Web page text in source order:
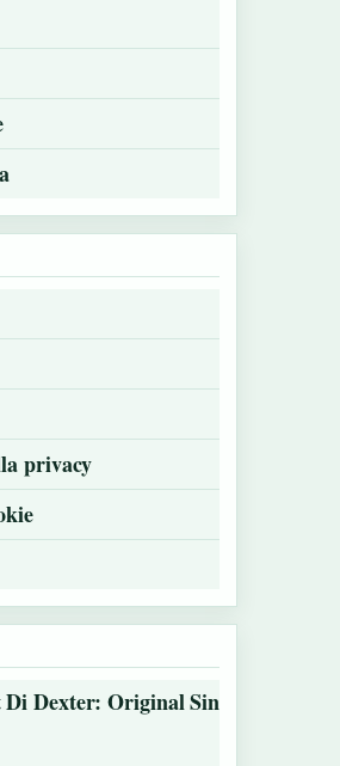
privacy
Di Dexter: Original Sin